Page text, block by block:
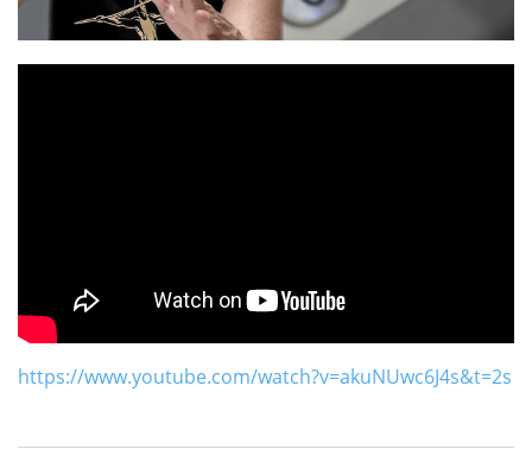
https://www.youtube.com/watch?v=akuNUwc6J4s&t=2s